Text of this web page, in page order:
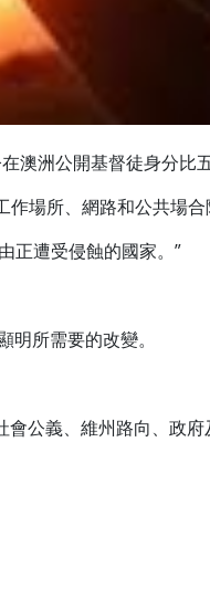
澳洲公開基督徒身分比
場所、網路和公共場合
正遭受侵蝕的國家。”
所需要的改變。
公義、維州路向、政